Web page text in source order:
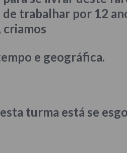
trabalhar por 12
e geográfica.
turma está se